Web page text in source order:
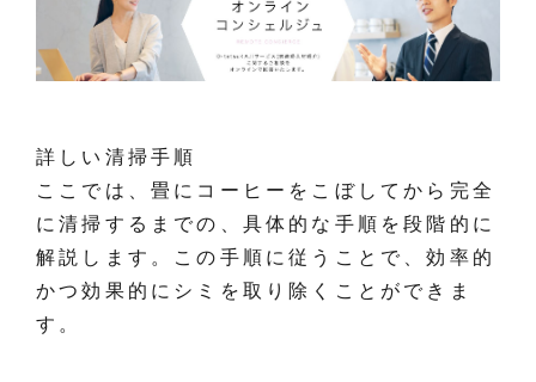
詳しい清掃手順
ここでは、畳にコーヒーをこぼしてから完全
に清掃するまでの、具体的な手順を段階的に
解説します。この手順に従うことで、効率的
かつ効果的にシミを取り除くことができま
す。